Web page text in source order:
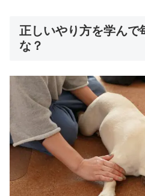
正しいやり方を学んで
な？